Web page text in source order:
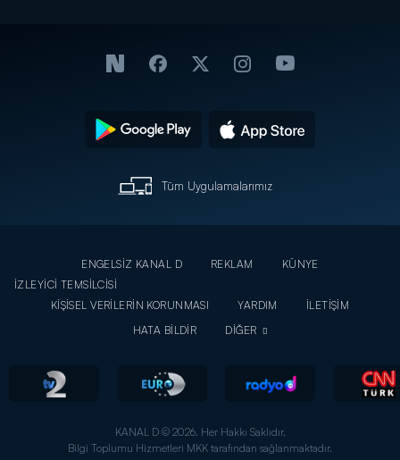
Tüm Uygulamalarımız
ENGELSİZ KANAL D REKLAM
KÜNYE
İZLEYİCİ TEMSİLCİSİ
KİŞİSEL VERİLERİN KORUNMASI
YARDIM
İLETİŞİM
HATA BİLDİR
DİĞER
KANAL D © 2026. Her Hakkı Saklıdır.
Bilgi Toplumu Hizmetleri MKK tarafından sağlanmaktadır.